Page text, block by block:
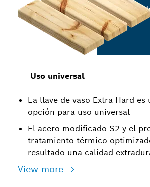
Uso universal
La llave de vaso Extra Hard es
opción para uso universal
El acero modificado S2 y el
tratamiento térmico
resultado una calidad
View more